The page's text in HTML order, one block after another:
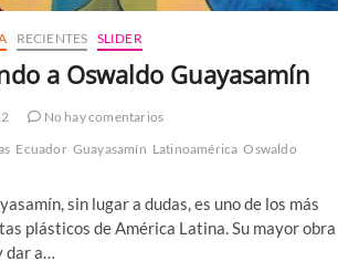
RECIENTES SLIDER
a Oswaldo Guayasamín
No hay comentarios
Ecuador Guayasamín Latinoamérica Oswaldo
sin lugar a dudas, es uno de los más
plásticos de América Latina. Su mayor obra
dar a…